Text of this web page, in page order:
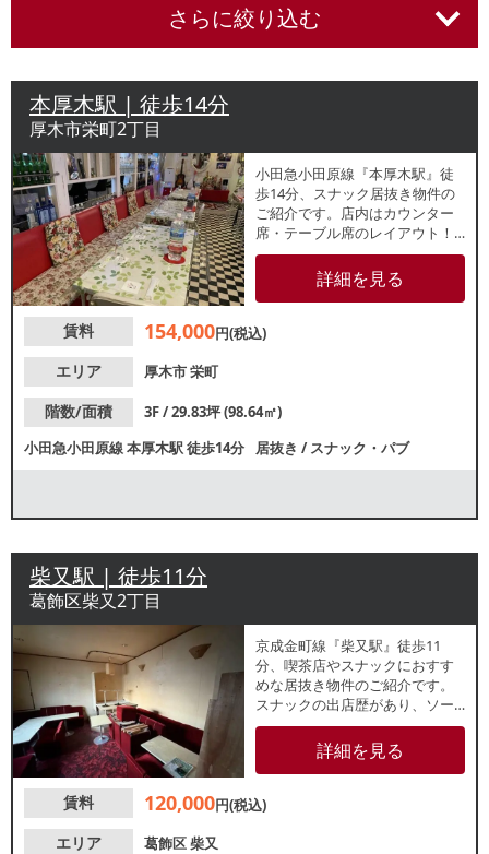
さらに絞り込む
本厚木駅 | 徒歩14分
厚木市栄町2丁目
小田急小田原線『本厚木駅』徒
歩14分、スナック居抜き物件の
ご紹介です。店内はカウンター
席・テーブル席のレイアウト！
バス通りに面したビル3階店舗で
す。諸条件等、お気軽にお問合
せください。
詳細を見る
賃料 154,000円(税込)
エリア
厚木市栄町
階数/面積
3F / 29.83坪 (98.64㎡)
小田急小田原線本厚木駅徒歩14分 居抜き /スナック・パブ
柴又駅 | 徒歩11分
葛飾区柴又2丁目
京成金町線『柴又駅』徒歩11
分、喫茶店やスナックにおすす
めな居抜き物件のご紹介です。
スナックの出店歴があり、ソー
ファーやカウンター等の残置物
あり！直近ではデリバリー拠点
として使用されており、テイク
階店舗仕様、2階住居仕様となっ
詳細を見る
賃料 120,000円(税込)
エリア
葛飾区柴又